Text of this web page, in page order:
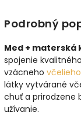
Podrobný
Med + materská
spojenie
vzácneho
látky vytvárané
chuť a prirodzene
užívanie.